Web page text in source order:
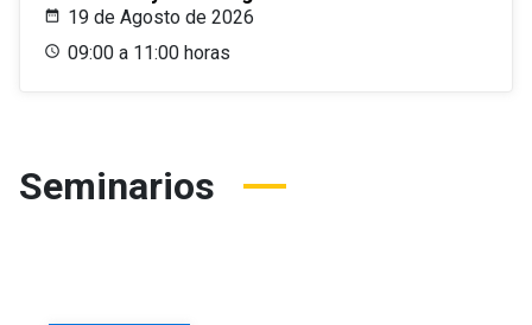
19 de Agosto de 2026
09:00 a 11:00 horas
Seminarios